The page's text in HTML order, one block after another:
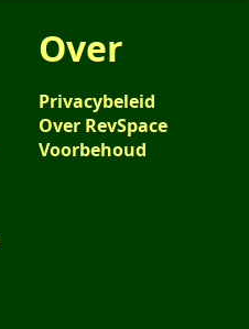
Over
Privacybeleid
Over RevSpace
Voorbehoud